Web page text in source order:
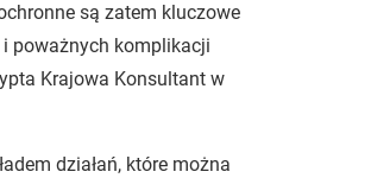
są zatem kluczowe
poważnych komplikacji
Krajowa Konsultant w
działań, które można